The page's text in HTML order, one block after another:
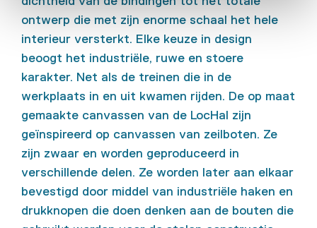
ontwerp die met zijn enorme schaal het hele
interieur versterkt. Elke keuze in design
beoogt het industriële, ruwe en stoere
karakter. Net als de treinen die in de
werkplaats in en uit kwamen rijden. De op maat
gemaakte canvassen van de LocHal zijn
geïnspireerd op canvassen van zeilboten. Ze
zijn zwaar en worden geproduceerd in
verschillende delen. Ze worden later aan elkaar
bevestigd door middel van industriële haken en
drukknopen die doen denken aan de bouten die